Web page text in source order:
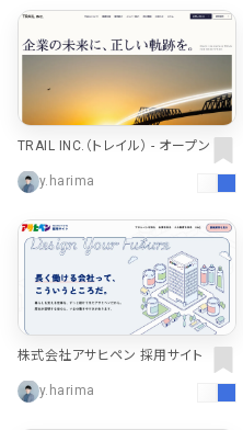
TRAIL INC.（トレイル） - オープン マ
y.harima
株式会社アサヒペン 採用サイト
y.harima